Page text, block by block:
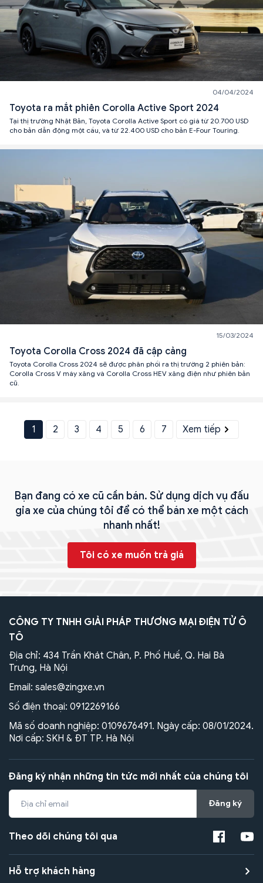
04/04/2024
Toyota ra mắt phiên Corolla Active Sport 2024
Tại thị trường Nhật Bản, Toyota Corolla Active Sport có giá từ 20.700 USD
cho bản dẫn động một cầu, và từ 22.400 USD cho bản E-Four Touring.
15/03/2024
Toyota Corolla Cross 2024 đã cập cảng
Toyota Corolla Cross 2024 sẽ được phân phối ra thị trường 2 phiên bản:
Corolla Cross V máy xăng và Corolla Cross HEV xăng điện như phiên bản
cũ.
1 2 3 4 5 6 7 Xem tiếp
Bạn đang có xe cũ cần bán. Sử dụng dịch vụ đấu
gia xe của chúng tôi để có thể bán xe một cách
nhanh nhất!
Tôi có xe muốn trả giá
CÔNG TY TNHH GIẢI PHÁP THƯƠNG MẠI ĐIỆN TỬ Ô
TÔ
Địa chỉ: 434 Trần Khát Chân, P. Phố Huế, Q. Hai Bà
Trưng, Hà Nội
Email: sales@zingxe.vn
Số điện thoại: 0912269166
Mã số doanh nghiệp: 0109676491. Ngày cấp: 08/01/2024.
Nơi cấp: SKH & ĐT TP. Hà Nội
Đăng ký nhận những tin tức mới nhất của chúng tôi
Đăng ký
Theo dõi chúng tôi qua
Hỗ trợ khách hàng